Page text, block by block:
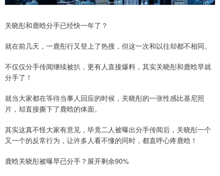
关晓彤和鹿晗分手已经快一年了？
就在前几天，一鹿彤行又登上了热搜，但这一次和以往却都不相同。
不仅仅分手传闻继续被扒，更有人直接爆料，其实关晓彤和鹿晗早就
分手了！
就当大家都在等待当事人回应的时候，关晓彤的一张性感比基尼照
片，却直接撕下了鹿晗的体面。
其实这真不怪大家有意见，毕竟二人被曝出分手传闻后，关晓彤一个
又一个的反常行为，让许多人看不懂的同时，都直呼心疼鹿晗！
鹿晗关晓彤被曝早已分手？展开剩余90%